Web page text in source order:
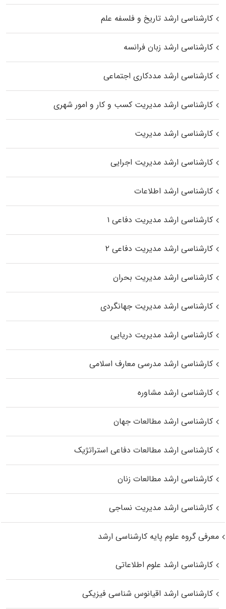
کارشناسی ارشد تاریخ و فلسفه علم
کارشناسی ارشد زبان فرانسه
کارشناسی ارشد مددکاری اجتماعی
کارشناسی ارشد مدیریت کسب و کار و امور شهری
کارشناسی ارشد مدیریت
کارشناسی ارشد مدیریت اجرایی
کارشناسی ارشد اطلاعات
کارشناسی ارشد مدیریت دفاعی ۱
کارشناسی ارشد مدیریت دفاعی ۲
کارشناسی ارشد مدیریت بحران
کارشناسی ارشد مدیریت جهانگردی
کارشناسی ارشد مدیریت دریایی
کارشناسی ارشد مدرسی معارف اسلامی
کارشناسی ارشد مشاوره
کارشناسی ارشد مطالعات جهان
کارشناسی ارشد مطالعات دفاعی استراتژیک
کارشناسی ارشد مطالعات زنان
کارشناسی ارشد مدیریت نساجی
معرفی گروه علوم پایه کارشناسی ارشد
کارشناسی ارشد علوم اطلاعاتی
کارشناسی ارشد اقیانوس‌ شناسی فیزیکی